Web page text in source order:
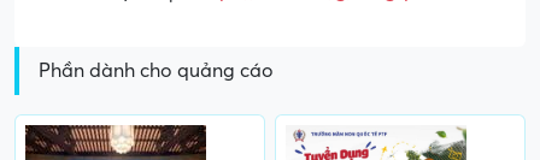
Phần dành cho quảng cáo